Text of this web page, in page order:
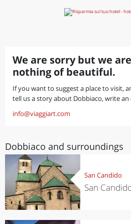
We are sorry but we
nothing of beautiful.
If you want to suggest a place to visit,
tell us a story about Dobbiaco, write an
info@viaggiart.com
Dobbiaco and surroundings
San Candido
San